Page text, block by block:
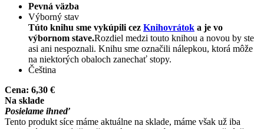
Pevná väzba
Výborný stav
Túto knihu sme vykúpili cez Knihovrátok a je vo
výbornom stave.Rozdiel medzi touto knihou a novou by ste
asi ani nespoznali. Knihu sme označili nálepkou, ktorá môže
na niektorých obaloch zanechať stopy.
Čeština
Cena: 6,30 €
Na sklade
Posielame ihneď
Tento produkt síce máme aktuálne na sklade, máme však už iba